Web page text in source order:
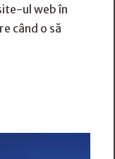
ul web în
când o să